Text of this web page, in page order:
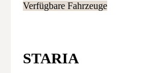
Verfügbare Fahrzeuge
STARIA